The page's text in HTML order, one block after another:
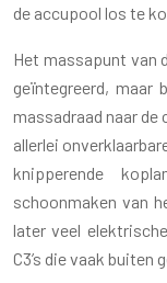
de accupool los te
Het massapunt van
geïntegreerd, maar
massadraad naar
allerlei
knipperende
schoonmaken van
later veel
C3’s die vaak buiten